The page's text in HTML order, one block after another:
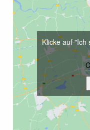
Klicke auf "Ich